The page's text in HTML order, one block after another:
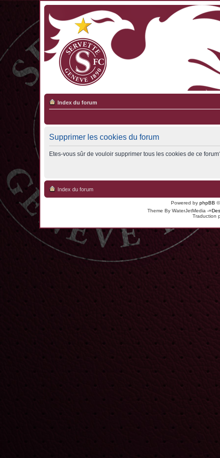
Index du forum
Supprimer les cookies du forum
Etes-vous sûr de vouloir supprimer tous les cookies de ce
Index du forum
Powered by phpBB
Theme By WaterJetMedia -
Traduction